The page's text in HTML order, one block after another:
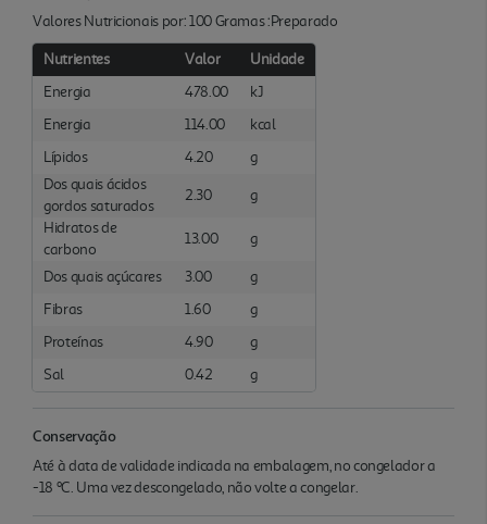
Valores Nutricionais por: 100 Gramas :Preparado
Nutrientes Valor
Unidade
Energia
478.00
kJ
Energia
114.00
kcal
Lípidos
4.20
g
Dos quais ácidos
gordos saturados
2.30
g
Hidratos de
carbono
13.00 g
Dos quais açúcares 3.00
g
Fibras
1.60
g
Proteínas
4.90
g
Sal
0.42 g
Conservação
Até à data de validade indicada na embalagem, no congelador a
-18 ºC. Uma vez descongelado, não volte a congelar.